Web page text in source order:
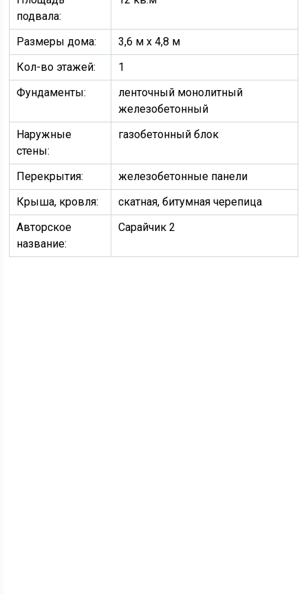
подвала:
Размеры дома:
3,6 м х 4,8 м
Кол-во этажей:
1
Фундаменты:
ленточный монолитный
железобетонный
Наружные
стены:
газобетонный блок
Перекрытия:
железобетонные панели
Крыша, кровля:
скатная, битумная черепица
Авторское
название:
Сарайчик 2